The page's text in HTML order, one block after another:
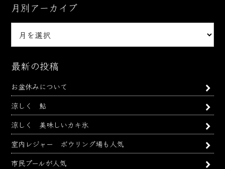
月別アーカイブ
ー
イ
ブ
最新の投稿
お盆休みについて
涼しく 鮎
涼しく 美味しいカキ氷
室内レジャー ボウリング場も人気
市民プールが人気